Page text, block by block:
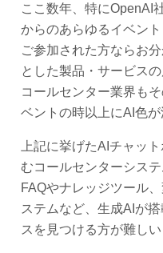
ここ数年、特にOpenAI
からのあらゆるイベン
ご参加された方ならお
とした製品・サービス
コールセンター業界も
ベントの時以上にAI色が
上記に挙げたAIチャッ
むコールセンターシステ
FAQやナレッジツール
ステムなど、生成AIが
スを見つける方が難しい